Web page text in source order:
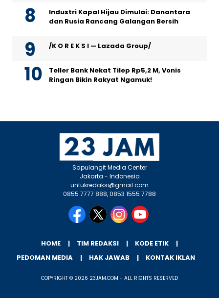
Industri Kapal Hijau Dimulai: Danantara
dan Rusia Rancang Galangan Bersih
/K O R E K S I — Lazada Group/
Teller Bank Nekat Tilep Rp5,2 M, Vonis
Ringan Bikin Rakyat Ngamuk!
Sapulangit Media Center
Jakarta - Indonesia
untukredaksi@gmail.com
0855 7777 888, 0853 1555 7788
HOME TIM REDAKSI
KODE ETIK
PEDOMAN MEDIA
HAK JAWAB KONTAK IKLAN
COPYRIGHT © 2026 23JAM.COM - ALL RIGHTS RESERVED